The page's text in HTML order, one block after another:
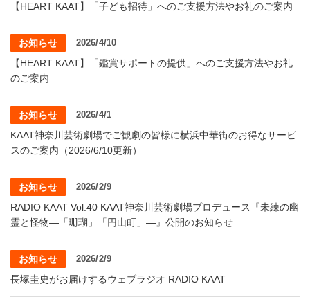
【HEART KAAT】「子ども招待」へのご支援方法やお礼のご案内
お知らせ 2026/4/10
【HEART KAAT】「鑑賞サポートの提供」へのご支援方法やお礼
のご案内
お知らせ 2026/4/1
KAAT神奈川芸術劇場でご観劇の皆様に横浜中華街のお得なサービ
スのご案内（2026/6/10更新）
お知らせ 2026/2/9
RADIO KAAT Vol.40 KAAT神奈川芸術劇場プロデュース『未練の幽
霊と怪物―「珊瑚」「円山町」―』公開のお知らせ
お知らせ 2026/2/9
長塚圭史がお届けするウェブラジオ RADIO KAAT